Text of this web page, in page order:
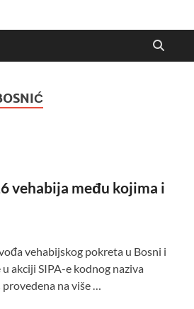
vehabija među kojima i
vehabijskog pokreta u Bosni i
akciji SIPA-e kodnog naziva
na više …